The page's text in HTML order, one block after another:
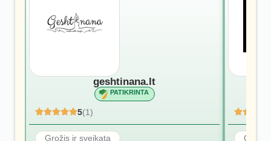
geshtinana.lt
PATIKRINTA
5(1)
Grožis ir sveikata Grožis